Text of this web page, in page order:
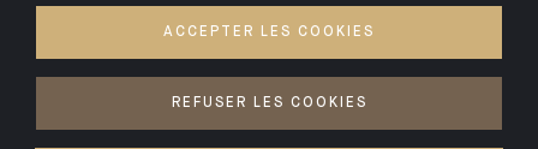
ACCEPTER LES COOKIES
REFUSER LES COOKIES